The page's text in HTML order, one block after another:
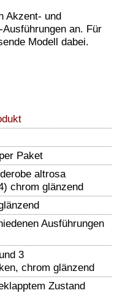
Akzent- und
an. Für
Modell dabei.
Paket
altrosa
chrom glänzend
Ausführungen
3
chrom glänzend
Zustand